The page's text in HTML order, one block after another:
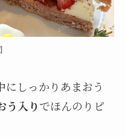
にしっかりあまおう
う入りでほんのりピ